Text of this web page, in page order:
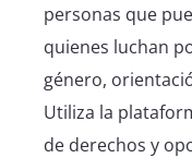
personas que
quienes luchan
género,
Utiliza la
de derechos y